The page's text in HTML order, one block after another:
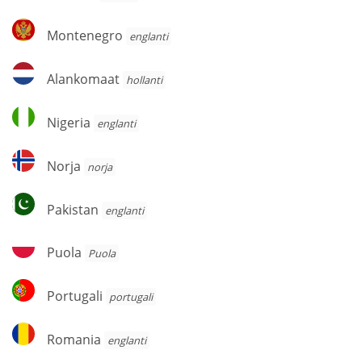
Montenegro
Montenegro englanti
Alankomaat
Alankomaat hollanti
Nigeria
Nigeria englanti
Norja
Norja norja
Pakistan
Pakistan englanti
Puola
Puola Puola
Portugali
Portugali portugali
Romania
Romania englanti